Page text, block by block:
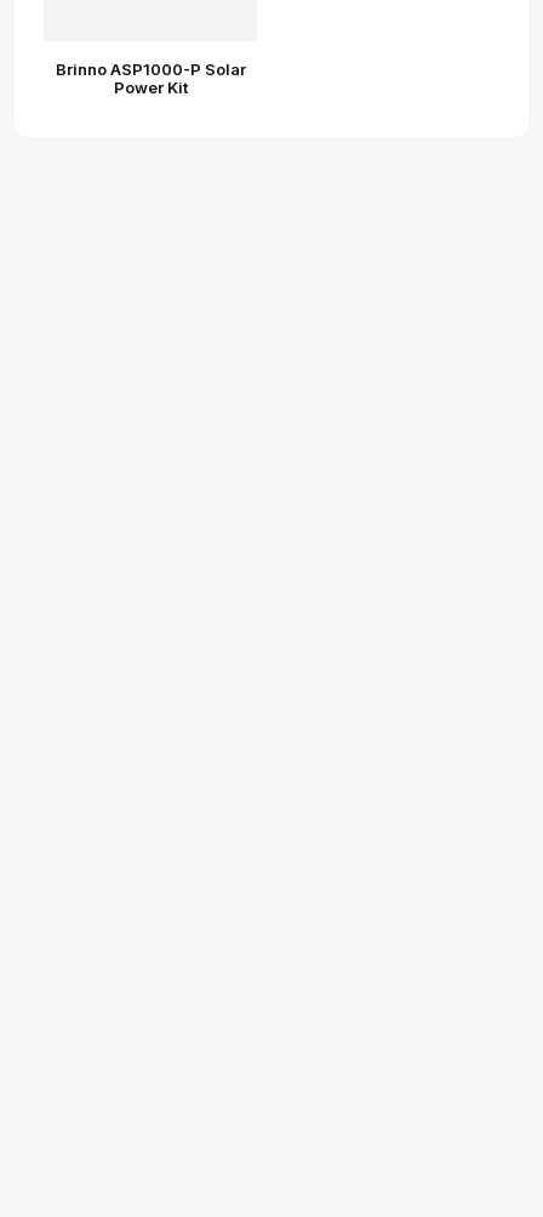
Brinno ASP1000-P Solar
Power Kit